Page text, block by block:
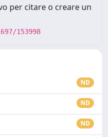
per citare o creare un
153998
ND
ND
ND